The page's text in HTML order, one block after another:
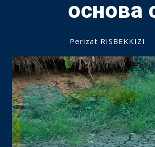
основа
Perizat RISBEKKIZI